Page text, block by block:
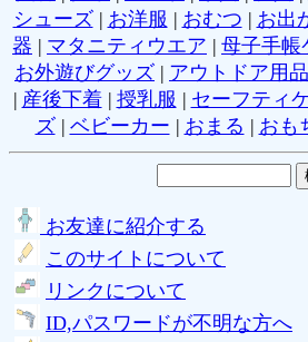
シューズ| お洋服 | おむつ | お出
器 | マタニティウエア | 母子手帳
お外遊びグッズ | アウトドア用品
| 産後下着| 授乳服 | セーフティ
ズ| ベビーカー | おまる | おも
お友達に紹介する
このサイトについて
リンクについて
ID,パスワードが不明な方へ